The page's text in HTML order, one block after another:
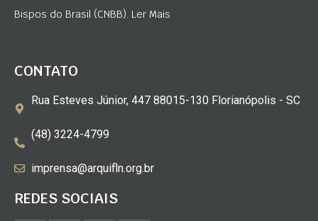
Bispos do Brasil (CNBB). Ler Mais
CONTATO
Rua Esteves Júnior, 447 88015-130 Florianópolis - SC
(48) 3224-4799
imprensa@arquifln.org.br
REDES SOCIAIS